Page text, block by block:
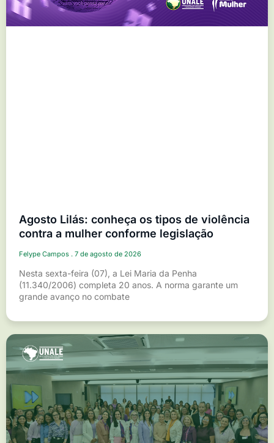
Agosto Lilás: conheça os tipos de violência
contra a mulher conforme legislação
Felype Campos 7 de agosto de 2026
Nesta sexta-feira (07), a Lei Maria da Penha
(11.340/2006) completa 20 anos. A norma garante um
grande avanço no combate